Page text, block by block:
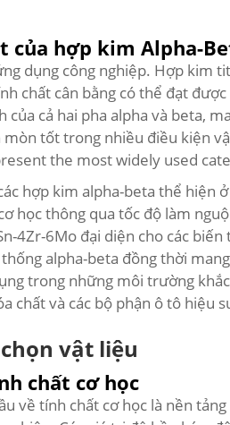
của hợp kim Alpha-
dụng công nghiệp. Hợp kim
chất cân bằng có thể đạt
của cả hai pha alpha và beta,
mòn tốt trong nhiều điều kiện
the most widely used
hợp kim alpha-beta thể hiện
học thông qua tốc độ làm
4Zr-6Mo đại diện cho các
alpha-beta đồng thời
trong những môi trường
chất và các bộ phận ô tô hiệu
vật liệu
chất cơ học
về tính chất cơ học là nền